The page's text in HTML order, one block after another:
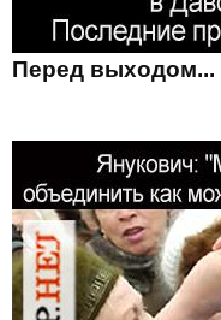
Перед выходом...